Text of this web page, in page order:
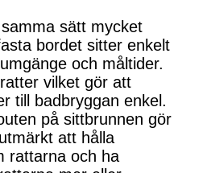
sätt mycket
bordet sitter enkelt
och måltider.
vilket gör att
till badbryggan enkel.
på sittbrunnen gör
att hålla
rattarna och ha